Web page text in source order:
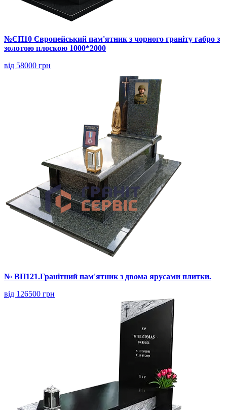
№ЄП10 Європейський пам'ятник з чорного граніту габро з
золотою плоскою 1000*2000
від 58000 грн
№ ВП121.Гранітний пам'ятник з двома ярусами плитки.
від 126500 грн